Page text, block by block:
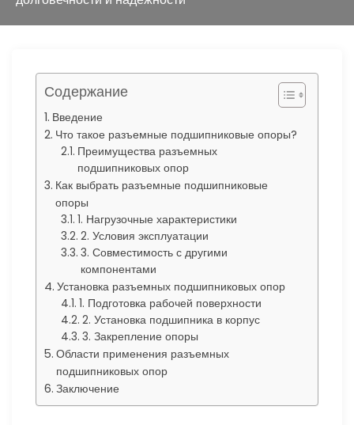
Содержание
Введение
Что такое разъемные подшипниковые опоры?
Преимущества разъемных
подшипниковых опор
Как выбрать разъемные подшипниковые
опоры
1. Нагрузочные характеристики
2. Условия эксплуатации
3. Совместимость с другими
компонентами
Установка разъемных подшипниковых опор
1. Подготовка рабочей поверхности
2. Установка подшипника в корпус
3. Закрепление опоры
Области применения разъемных
подшипниковых опор
Заключение